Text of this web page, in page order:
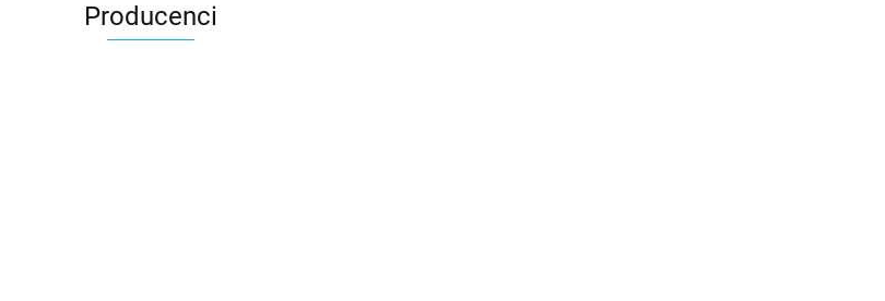
Producenci